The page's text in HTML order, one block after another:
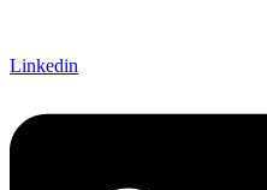
Linkedin